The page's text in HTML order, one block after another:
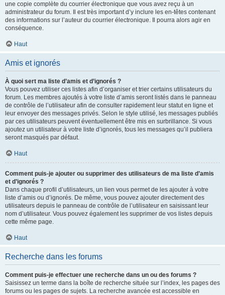
une copie complète du courrier électronique que vous avez reçu à un
administrateur du forum. Il est très important d’y inclure les en-têtes contenant
des informations sur l’auteur du courrier électronique. Il pourra alors agir en
conséquence.
Haut
Amis et ignorés
À quoi sert ma liste d’amis et d’ignorés ?
Vous pouvez utiliser ces listes afin d’organiser et trier certains utilisateurs du
forum. Les membres ajoutés à votre liste d’amis seront listés dans le panneau
de contrôle de l’utilisateur afin de consulter rapidement leur statut en ligne et
leur envoyer des messages privés. Selon le style utilisé, les messages publiés
par ces utilisateurs peuvent éventuellement être mis en surbrillance. Si vous
ajoutez un utilisateur à votre liste d’ignorés, tous les messages qu’il publiera
seront masqués par défaut.
Haut
Comment puis-je ajouter ou supprimer des utilisateurs de ma liste d’amis
et d’ignorés ?
Dans chaque profil d’utilisateurs, un lien vous permet de les ajouter à votre
liste d’amis ou d’ignorés. De même, vous pouvez ajouter directement des
utilisateurs depuis le panneau de contrôle de l’utilisateur en saisissant leur
nom d’utilisateur. Vous pouvez également les supprimer de vos listes depuis
cette même page.
Haut
Recherche dans les forums
Comment puis-je effectuer une recherche dans un ou des forums ?
Saisissez un terme dans la boîte de recherche située sur l’index, les pages des
forums ou les pages de sujets. La recherche avancée est accessible en